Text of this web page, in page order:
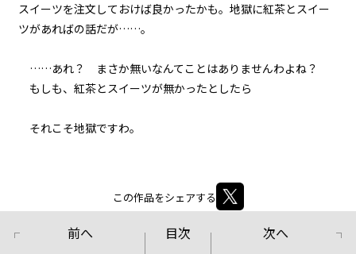
episode29
幕間狂言：有能執事、復讐を誓
スイーツを注文しておけば良かったかも。地獄に紅茶とスイー
ツがあればの話だが……。
……あれ？ まさか無いなんてことはありませんわよね？
もしも、紅茶とスイーツが無かったとしたら――
それこそ地獄ですわ。
この作品をシェアする
前へ 目次 次へ